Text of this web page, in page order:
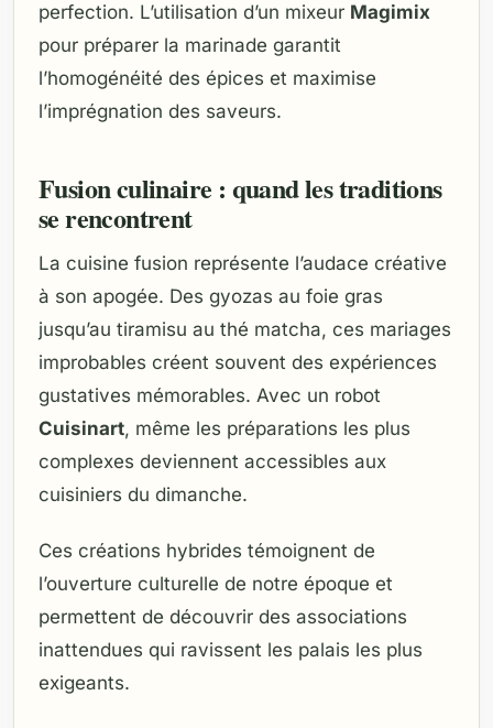
perfection. L’utilisation d’un mixeur Magimix
pour préparer la marinade garantit
l’homogénéité des épices et maximise
l’imprégnation des saveurs.
Fusion culinaire : quand les traditions
se rencontrent
La cuisine fusion représente l’audace créative
à son apogée. Des gyozas au foie gras
jusqu’au tiramisu au thé matcha, ces mariages
improbables créent souvent des expériences
gustatives mémorables. Avec un robot
Cuisinart, même les préparations les plus
complexes deviennent accessibles aux
cuisiniers du dimanche.
Ces créations hybrides témoignent de
l’ouverture culturelle de notre époque et
permettent de découvrir des associations
inattendues qui ravissent les palais les plus
exigeants.